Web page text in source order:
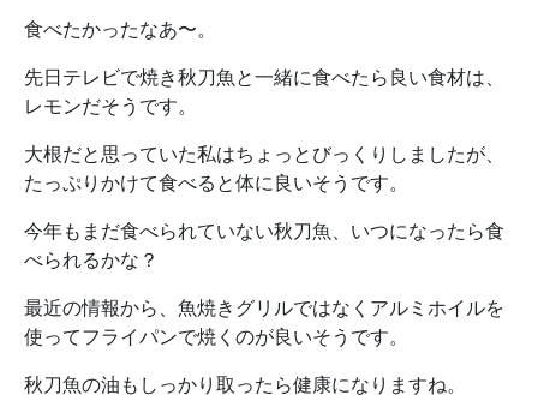
食べたかったなあ〜。
先日テレビで焼き秋刀魚と一緒に食べたら良い食材は、
レモンだそうです。
大根だと思っていた私はちょっとびっくりしましたが、
たっぷりかけて食べると体に良いそうです。
今年もまだ食べられていない秋刀魚、いつになったら食
べられるかな？
最近の情報から、魚焼きグリルではなくアルミホイルを
使ってフライパンで焼くのが良いそうです。
秋刀魚の油もしっかり取ったら健康になりますね。